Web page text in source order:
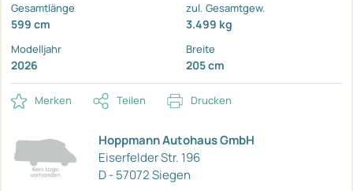
Gesamtlänge
599 cm
zul. Gesamtgew.
3.499 kg
Modelljahr
2026
Breite
205 cm
Merken Teilen Drucken
Hoppmann Autohaus GmbH
Eiserfelder Str. 196
D - 57072 Siegen